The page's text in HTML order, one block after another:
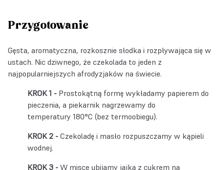
Przygotowanie
Gęsta, aromatyczna, rozkosznie słodka i rozpływająca się w
ustach. Nic dziwnego, że czekolada to jeden z
najpopularniejszych afrodyzjaków na świecie.
Prostokątną formę wykładamy papierem do
pieczenia, a piekarnik nagrzewamy do
temperatury 180°C (bez termoobiegu).
Czekoladę i masło rozpuszczamy w kąpieli
wodnej.
W misce ubijamy jajka z cukrem na